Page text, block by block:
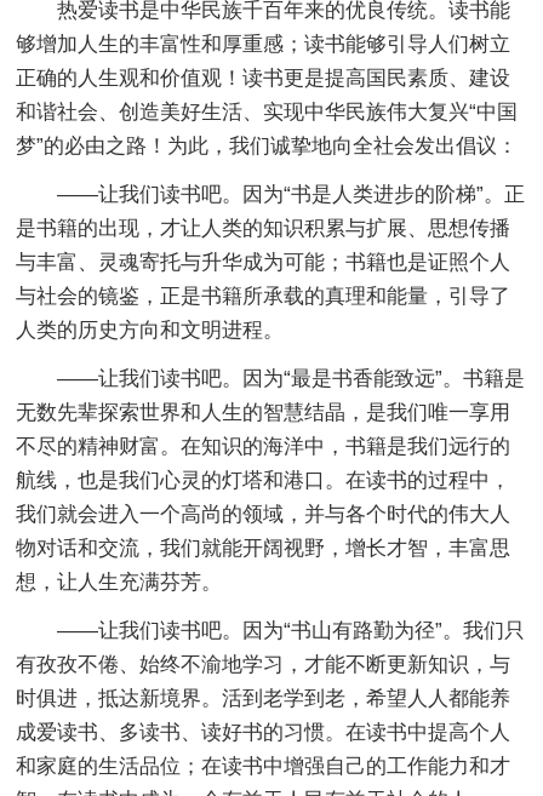
热爱读书是中华民族千百年来的优良传统。读书能
够增加人生的丰富性和厚重感；读书能够引导人们树立
正确的人生观和价值观！读书更是提高国民素质、建设
和谐社会、创造美好生活、实现中华民族伟大复兴“中国
梦”的必由之路！为此，我们诚挚地向全社会发出倡议：
——让我们读书吧。因为“书是人类进步的阶梯”。正
是书籍的出现，才让人类的知识积累与扩展、思想传播
与丰富、灵魂寄托与升华成为可能；书籍也是证照个人
与社会的镜鉴，正是书籍所承载的真理和能量，引导了
人类的历史方向和文明进程。
——让我们读书吧。因为“最是书香能致远”。书籍是
无数先辈探索世界和人生的智慧结晶，是我们唯一享用
不尽的精神财富。在知识的海洋中，书籍是我们远行的
航线，也是我们心灵的灯塔和港口。在读书的过程中，
我们就会进入一个高尚的领域，并与各个时代的伟大人
物对话和交流，我们就能开阔视野，增长才智，丰富思
想，让人生充满芬芳。
——让我们读书吧。因为“书山有路勤为径”。我们只
有孜孜不倦、始终不渝地学习，才能不断更新知识，与
时俱进，抵达新境界。活到老学到老，希望人人都能养
成爱读书、多读书、读好书的习惯。在读书中提高个人
和家庭的生活品位；在读书中增强自己的工作能力和才